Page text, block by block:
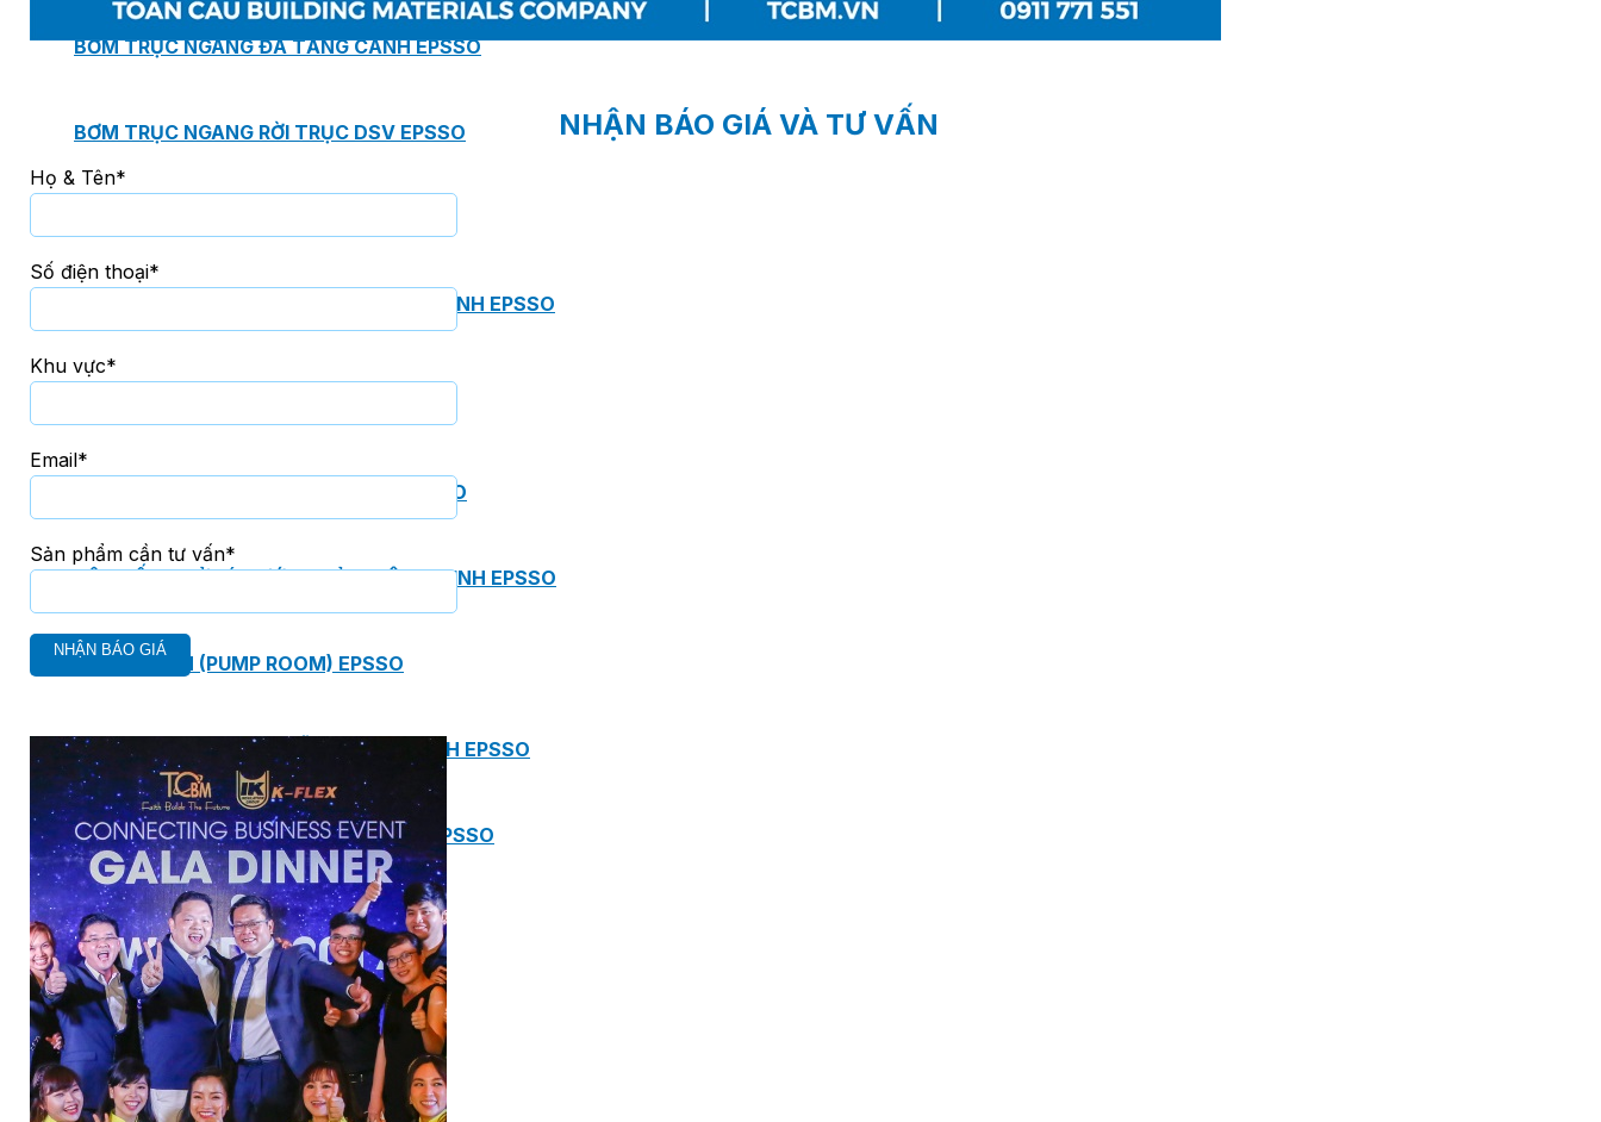
BƠM TRỤC NGANG ĐA TẦNG CÁNH EPSSO
BƠM TRỤC NGANG RỜI TRỤC DSV EPSSO
HỆ THỐNG BƠM NÂNG NƯỚC THẢI VỆ SINH EPSSO
HỆ THỐNG TÁCH DẦU NƯỚC THẢI EPSSO
HỆ THỐNG XỬ LÝ NƯỚC THẢI THÔNG MINH EPSSO
PHÒNG BƠM (PUMP ROOM) EPSSO
TRẠM BƠM TÍCH HỢP SẴN THÔNG MINH EPSSO
HỆ THỐNG BƠM PCCC NGUYÊN CỤM EPSSO
BƠM CHÌM PACKAGE EPSSO
Van Watts
NHẬN BÁO GIÁ VÀ TƯ VẤN
Họ & Tên*
Số điện thoại*
Khu vực*
Email*
Sản phẩm cần tư vấn*